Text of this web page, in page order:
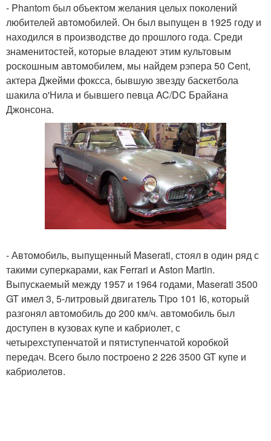
- Phantom был объектом желания целых поколений
любителей автомобилей. Он был выпущен в 1925 году и
находился в производстве до прошлого года. Среди
знаменитостей, которые владеют этим культовым
роскошным автомобилем, мы найдем рэпера 50 Cent,
актера Джейми фоксса, бывшую звезду баскетбола
шакила о'Нила и бывшего певца AC/DC Брайана
Джонсона.
- Автомобиль, выпущенный Maserati, стоял в один ряд с
такими суперкарами, как Ferrari и Aston Martin.
Выпускаемый между 1957 и 1964 годами, Maserati 3500
GT имел 3, 5-литровый двигатель Tipo 101 I6, который
разгонял автомобиль до 200 км/ч. автомобиль был
доступен в кузовах купе и кабриолет, с
четырехступенчатой и пятиступенчатой коробкой
передач. Всего было построено 2 226 3500 GT купе и
кабриолетов.